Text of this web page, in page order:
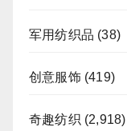
军用纺织品 (38)
创意服饰(419)
奇趣纺织 (2,918)